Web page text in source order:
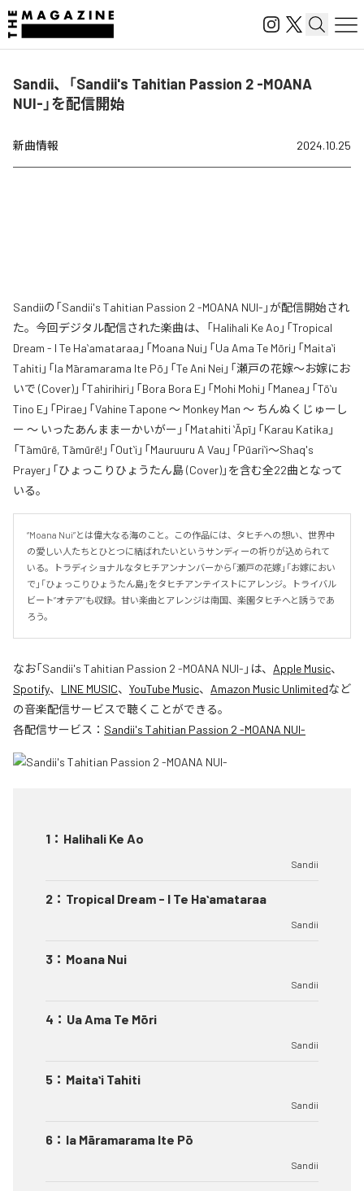
Sandii、「Sandii's Tahitian Passion 2 -MOANA
NUI-」を配信開始
新曲情報 2024.10.25
Sandiiの「Sandii's Tahitian Passion 2 -MOANA NUI-」が配信開始され
た。今回デジタル配信された楽曲は、「Halihali Ke Ao」「Tropical
Dream - I Te Haʻamataraa」「Moana Nui」「Ua Ama Te Mōri」「Maitaʻi
Tahiti」「Ia Māramarama Ite Pō」「Te Ani Nei」「瀬戸の花嫁～お嫁にお
いで (Cover)」「Tahirihiri」「Bora Bora E」「Mohi Mohi」「Manea」「Tōʻu
Tino E」「Pirae」「Vahine Tapone 〜 Monkey Man 〜 ちんぬくじゅーし
ー 〜 いったあんままーかいがー」「Matahiti ʻĀpī」「Karau Katika」
「Tāmūrē, Tāmūrē!」「Outʻi」「Mauruuru A Vau」「Pūariʻi～Shaq's
Prayer」「ひょっこりひょうたん島 (Cover)」を含む全22曲となって
いる。
“Moana Nui”とは偉大なる海のこと。この作品には、タヒチへの想い、世界中
の愛しい人たちとひとつに結ばれたいというサンディーの祈りが込められて
いる。トラディショナルなタヒチアンナンバーから「瀬戸の花嫁」「お嫁におい
で」「ひょっこりひょうたん島」をタヒチアンテイストにアレンジ。トライバル
ビート”オテア”も収録。甘い楽曲とアレンジは南国、楽園タヒチへと誘うであ
ろう。
なお「Sandii's Tahitian Passion 2 -MOANA NUI- 」は、 Apple Music、
Spotify、 LINE MUSIC、 YouTube Music、 Amazon Music Unlimitedなど
の音楽配信サービスで聴くことができる。
各配信サービス： Sandii's Tahitian Passion 2 -MOANA NUI-
1 ： Halihali Ke Ao
Sandii
2 ： Tropical Dream - I Te Haʻamataraa
Sandii
3 ： Moana Nui
Sandii
4 ： Ua Ama Te Mōri
Sandii
5 ： Maitaʻi Tahiti
Sandii
6 ： Ia Māramarama Ite Pō
Sandii